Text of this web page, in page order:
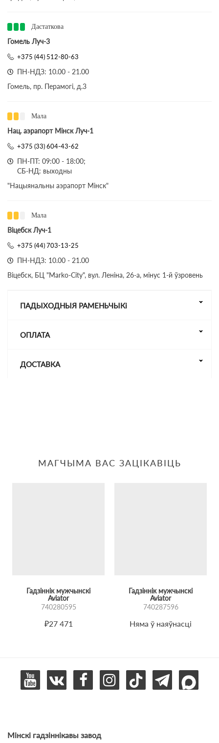
Дастаткова
Гомель Луч-3
+375 (44) 512-80-63
ПН-НДЗ: 10.00 - 21.00
Гомель, пр. Перамогі, д.3
Мала
Нац. аэрапорт Мінск Луч-1
+375 (33) 604-43-62
ПН-ПТ: 09:00 - 18:00;
СБ-НД: выходны
"Нацыянальны аэрапорт Мінск"
Мала
Віцебск Луч-1
+375 (44) 703-13-25
ПН-НДЗ: 10.00 - 21.00
Віцебск, БЦ "Marko-City", вул. Леніна, 26-а, мінус 1-й ўзровень
ПАДЫХОДНЫЯ РАМЕНЬЧЫКі
ОПЛАТА
ДОСТАВКА
МАГЧЫМА ВАС ЗАЦІКАВІЦЬ
Гадзіннік мужчынскі
Aviator
740280595
₽27 471
Гадзіннік мужчынскі
Aviator
740287596
Няма ў наяўнасці
Мінскі гадзіннікавы завод